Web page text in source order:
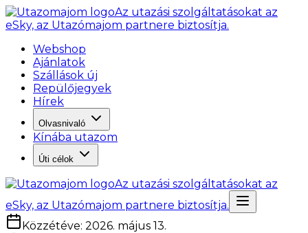
Az utazási szolgáltatásokat az
eSky, az Utazómajom partnere biztosítja.
Webshop
Ajánlatok
Szállások új
Repülőjegyek
Hírek
Olvasnivaló
Kínába utazom
Úti célok
Az utazási szolgáltatásokat az
eSky, az Utazómajom partnere biztosítja.
Közzétéve: 2026. május 13.